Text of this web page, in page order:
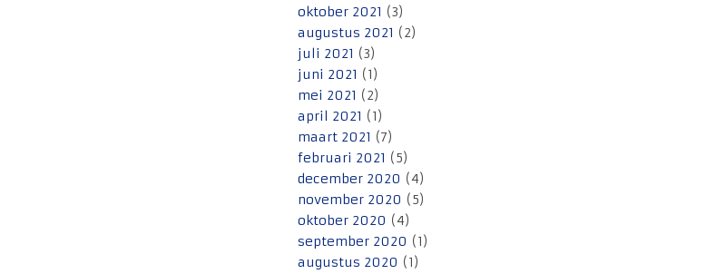
oktober 2021 (3)
augustus 2021 (2)
juli 2021 (3)
juni 2021 (1)
mei 2021 (2)
april 2021 (1)
maart 2021 (7)
februari 2021 (5)
december 2020 (4)
november 2020 (5)
oktober 2020 (4)
september 2020 (1)
augustus 2020 (1)